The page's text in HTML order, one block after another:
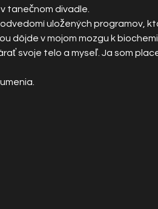
tanečnom divadle.
uložených programov,
dôjde v mojom mozgu k
svoje telo a myseľ. Ja som